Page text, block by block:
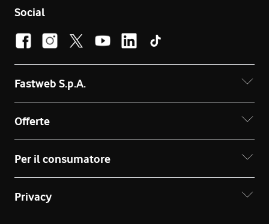
Social
Fastweb S.p.A.
Offerte
Per il consumatore
Privacy